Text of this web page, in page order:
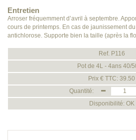
Entretien
Arroser fréquemment d’avril à septembre.
cours de printemps. En cas de jaunissement
antichlorose. Supporte bien la taille (après la
Ref. P116
Pot de 4L - 4ans 40/
Prix € TTC: 39.50
Quantité:
Disponibilité: OK